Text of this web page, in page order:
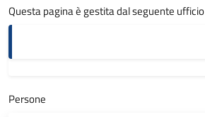
Questa pagina è gestita dal seguente ufficio
Persone